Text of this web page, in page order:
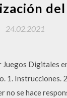
24.02.2021
Digitales
1. Instrucciones.
no se hace